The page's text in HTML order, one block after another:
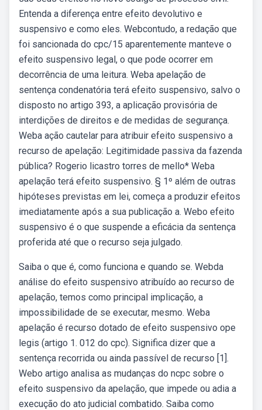
Entenda a diferença entre efeito devolutivo e
suspensivo e como eles. Webcontudo, a redação que
foi sancionada do cpc/15 aparentemente manteve o
efeito suspensivo legal, o que pode ocorrer em
decorrência de uma leitura. Weba apelação de
sentença condenatória terá efeito suspensivo, salvo o
disposto no artigo 393, a aplicação provisória de
interdições de direitos e de medidas de segurança.
Weba ação cautelar para atribuir efeito suspensivo a
recurso de apelação: Legitimidade passiva da fazenda
pública? Rogerio licastro torres de mello* Weba
apelação terá efeito suspensivo. § 1º além de outras
hipóteses previstas em lei, começa a produzir efeitos
imediatamente após a sua publicação a. Webo efeito
suspensivo é o que suspende a eficácia da sentença
proferida até que o recurso seja julgado.
Saiba o que é, como funciona e quando se. Webda
análise do efeito suspensivo atribuído ao recurso de
apelação, temos como principal implicação, a
impossibilidade de se executar, mesmo. Weba
apelação é recurso dotado de efeito suspensivo ope
legis (artigo 1. 012 do cpc). Significa dizer que a
sentença recorrida ou ainda passível de recurso [1].
Webo artigo analisa as mudanças do ncpc sobre o
efeito suspensivo da apelação, que impede ou adia a
execução do ato judicial combatido. Saiba como